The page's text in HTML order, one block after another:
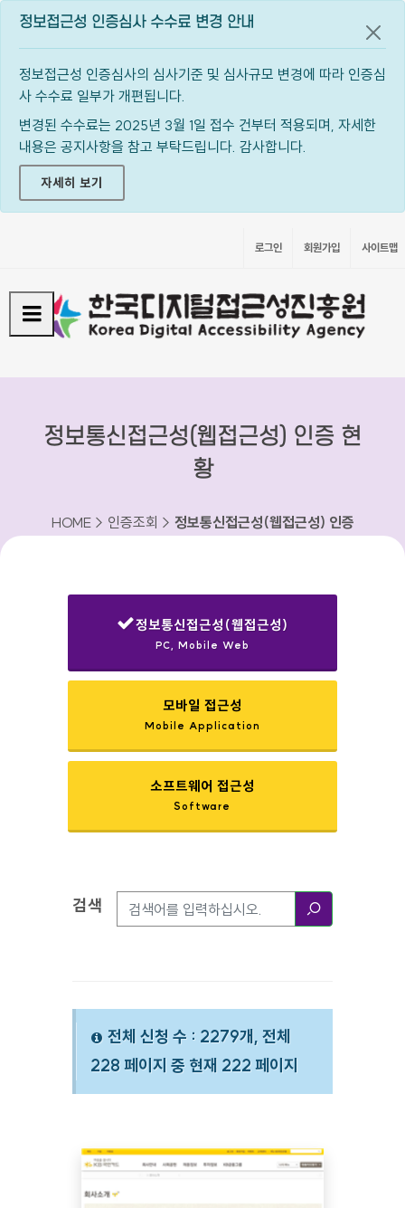
정보접근성 인증심사 수수료 변경 안내
정보접근성 인증심사의 심사기준 및 심사규모 변경에 따라 인증심
사 수수료 일부가 개편됩니다.
변경된 수수료는 2025년 3월 1일 접수 건부터 적용되며, 자세한
내용은 공지사항을 참고 부탁드립니다. 감사합니다.
자세히 보기
공지
로그인 회원가입 사이트맵
정보통신접근성(웹접근성) 인증 현
황
HOME > 인증조회 > 정보통신접근성(웹접근성) 인증
정보통신접근성(웹접근성)
PC, Mobile Web
모바일 접근성
Mobile Application
소프트웨어 접근성
Software
검색옵션
검색
전체 신청 수 : 2279개, 전체
228 페이지 중 현재 222 페이지